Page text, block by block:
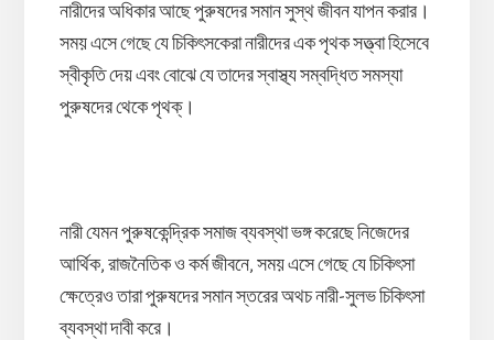
নারীদের অধিকার আছে পুরুষদের সমান সুস্থ জীবন যাপন করার।
সময় এসে গেছে যে চিকিৎসকেরা নারীদের এক পৃথক সত্ত্বা হিসেবে
স্বীকৃতি দেয় এবং বোঝে যে তাদের স্বাস্থ্য সম্বদ্ধিত সমস্যা
পুরুষদের থেকে পৃথক্।
নারী যেমন পুরুষকেন্দ্রিক সমাজ ব্যবস্থা ভঙ্গ করেছে নিজেদের
আর্থিক, রাজনৈতিক ও কর্ম জীবনে, সময় এসে গেছে যে চিকিৎসা
ক্ষেত্রেও তারা পুরুষদের সমান স্তরের অথচ নারী-সুলভ চিকিৎসা
ব্যবস্থা দাবী করে।